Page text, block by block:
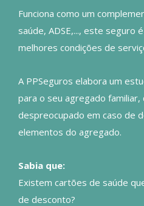
Funciona como um
saúde, ADSE,..., este seguro
melhores condições de
A PPSeguros elabora um
para o seu agregado
despreocupado em caso de
elementos do agregado.
Sabia que:
Existem cartões de saúde
de desconto?